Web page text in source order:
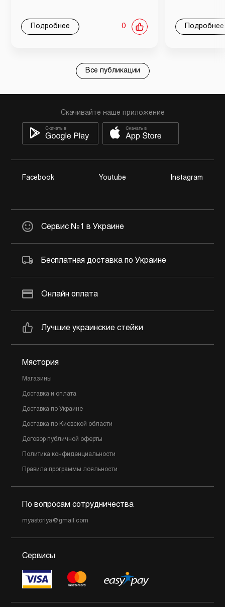
Подробнее 0 Подробнее
Все публикации
Скачивайте наше приложение
Facebook Youtube Instagram
Сервис №1 в Украине
Бесплатная доставка по Украине
Онлайн оплата
Лучшие украинские стейки
Мястория
Магазины
Доставка и оплата
Доставка по Украине
Доставка по Киевской области
Договор публичной оферты
Политика конфиденциальности
Правила программы лояльности
По вопросам сотрудничества
myastoriya@gmail.com
Сервисы